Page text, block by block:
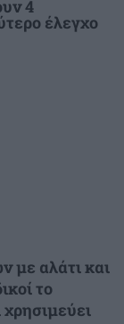
4
έλεγχο
με αλάτι και
το
χρησιμεύει